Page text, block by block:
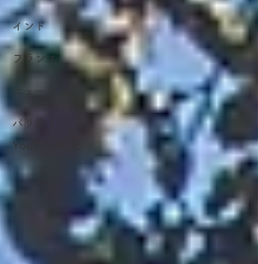
インド
フランス
ニューヨーク
パリ発！
YouTube日記